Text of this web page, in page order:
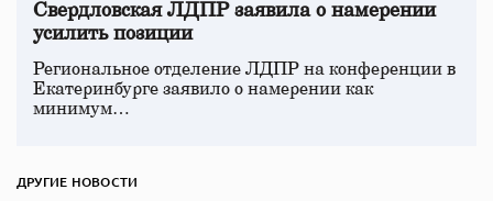
Свердловская ЛДПР заявила о намерении
усилить позиции
Региональное отделение ЛДПР на конференции в
Екатеринбурге заявило о намерении как
минимум…
ДРУГИЕ НОВОСТИ